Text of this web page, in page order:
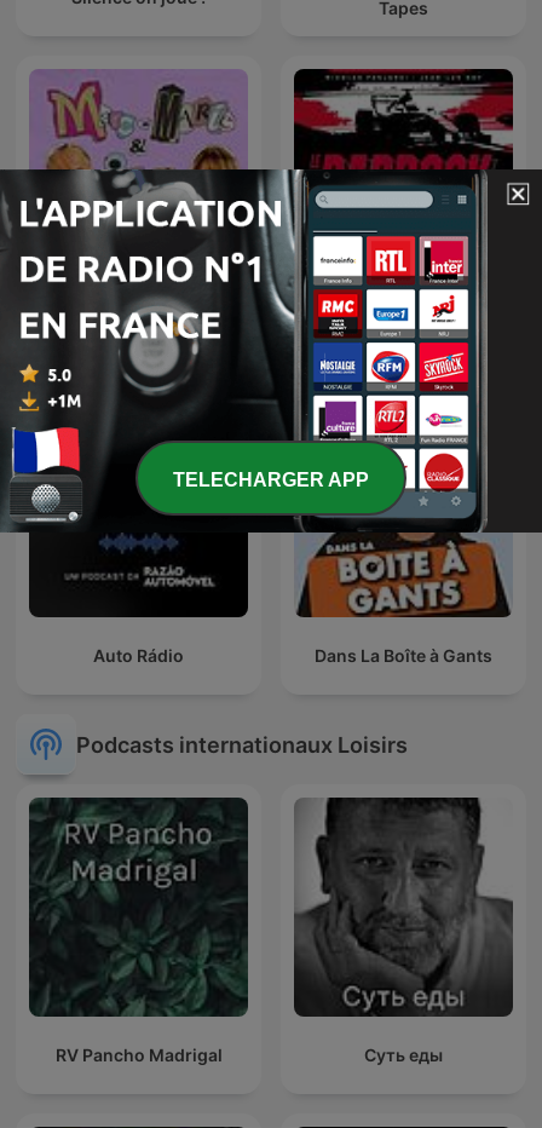
Tapes
Marc-Marie & Isa Vinden
Iets
Le Paddock RMC
Auto Rádio Dans La Boîte à Gants
Podcasts internationaux Loisirs
RV Pancho Madrigal Суть еды
TELECHARGER APP